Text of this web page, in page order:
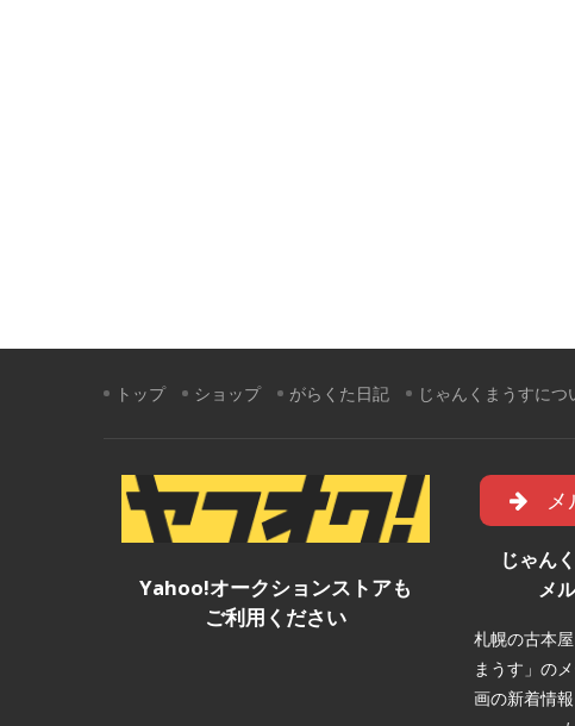
トップ ショップ がらくた日記 じゃんくまうすにつ
Yahoo!オークションストアも
ご利用ください
じゃん
メ
札幌の古本
まうす」の
画の新着情